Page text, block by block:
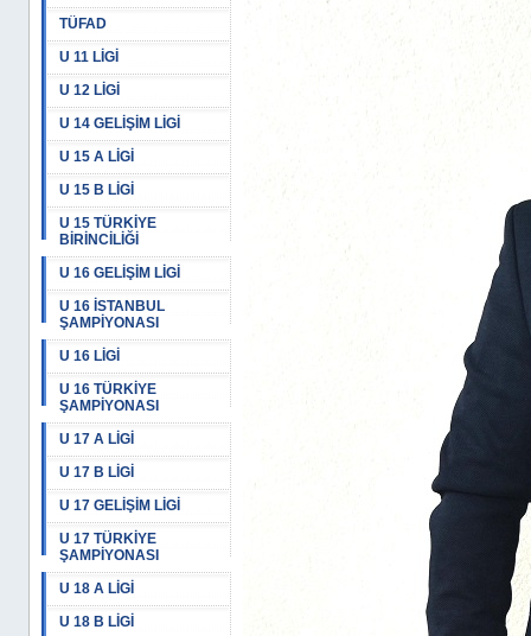
TÜFAD
U 11 LİGİ
U 12 LİGİ
U 14 GELİŞİM LİGİ
U 15 A LİGİ
U 15 B LİGİ
U 15 TÜRKİYE
BİRİNCİLİĞİ
U 16 GELİŞİM LİGİ
U 16 İSTANBUL
ŞAMPİYONASI
U 16 LİGİ
U 16 TÜRKİYE
ŞAMPİYONASI
U 17 A LİGİ
U 17 B LİGİ
U 17 GELİŞİM LİGİ
U 17 TÜRKİYE
ŞAMPİYONASI
U 18 A LİGİ
U 18 B LİGİ